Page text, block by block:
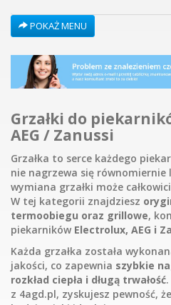
POKAŻ MENU
Grzałki do
AEG / Zanussi
Grzałka to serce każdego
nie nagrzewa się równomiernie
wymiana grzałki może
W tej kategorii znajdziesz
termoobiegu oraz grillowe,
piekarników Electrolux, AEG i
Każda grzałka została
jakości, co zapewnia szybkie
rozkład ciepła i długą trwałość
z 4agd.pl, zyskujesz pewność,